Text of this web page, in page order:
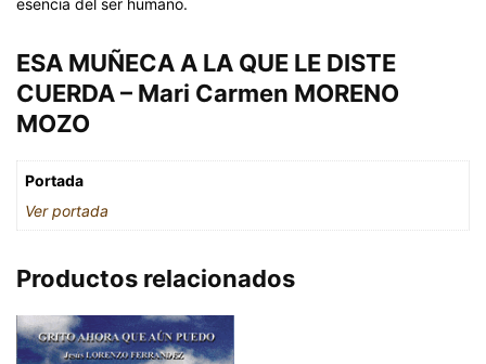
ESA MUÑECA A LA QUE LE DISTE
CUERDA – Mari Carmen MORENO
MOZO
Portada
Ver portada
Productos relacionados